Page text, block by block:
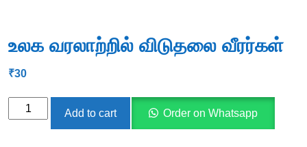
உலக வரலாற்றில் விடுதலை வீரர்கள்
₹30
உலக
Add to cart Order on Whatsapp